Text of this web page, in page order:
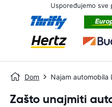
Uspoređujemo sve
Dom Najam automobila
Zašto unajmiti